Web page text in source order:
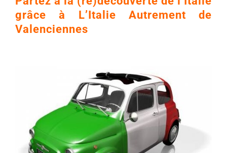
grâce à L’Italie Autrement de
Valenciennes